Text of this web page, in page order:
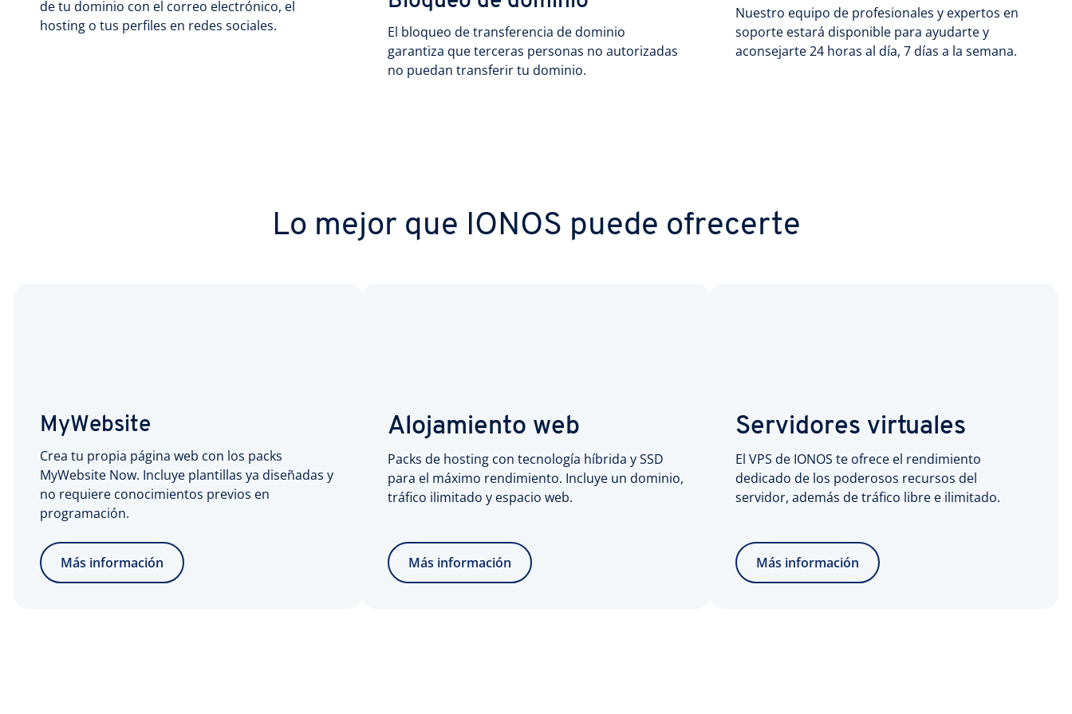
de tu dominio con el correo electrónico, el
hosting o tus perfiles en redes sociales.
El bloqueo de transferencia de dominio
garantiza que terceras personas no autorizadas
no puedan transferir tu dominio.
Nuestro equipo de profesionales y expertos en
soporte estará disponible para ayudarte y
aconsejarte 24 horas al día, 7 días a la semana.
Lo mejor que IONOS puede ofrecerte
MyWebsite
Crea tu propia página web con los packs
MyWebsite Now. Incluye plantillas ya diseñadas y
no requiere conocimientos previos en
programación.
Más información
Alojamiento web
Packs de hosting con tecnología híbrida y SSD
para el máximo rendimiento. Incluye un dominio,
tráfico ilimitado y espacio web.
Más información
Servidores virtuales
El VPS de IONOS te ofrece el rendimiento
dedicado de los poderosos recursos del
servidor, además de tráfico libre e ilimitado.
Más información